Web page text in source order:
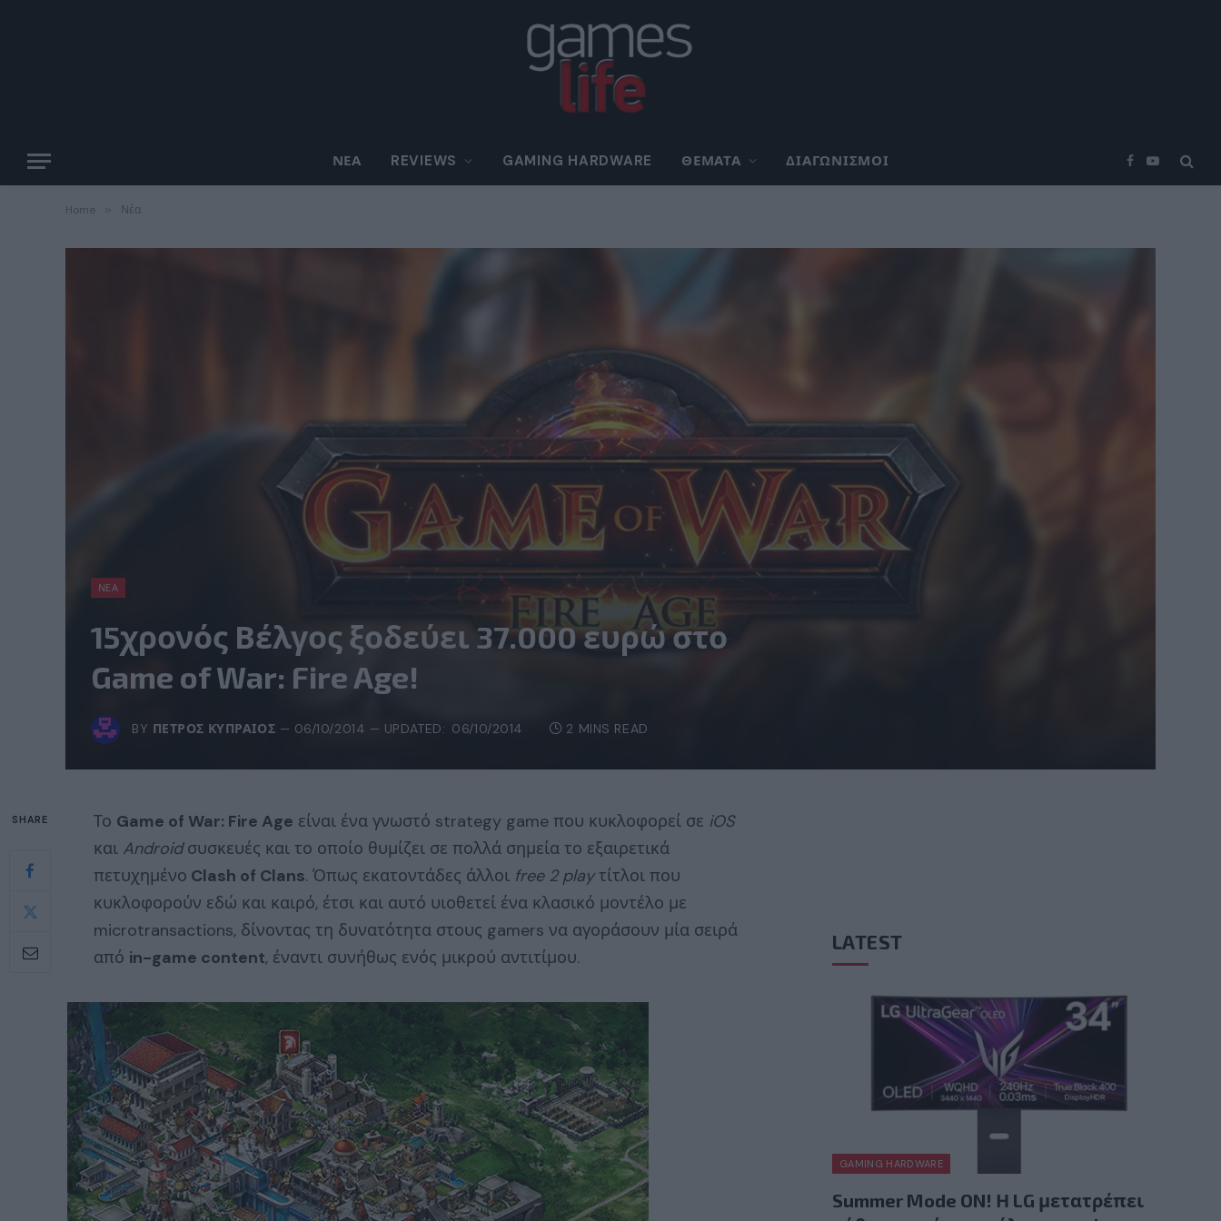
ΝΈΑ REVIEWS GAMING HARDWARE ΘΈΜΑΤΑ ΔΙΑΓΩΝΙΣΜΟΊ Facebook
YouTube
Home Νέα
ΝΈΑ
15χρονός Βέλγος ξοδεύει 37.000 ευρώ στο
Game of War: Fire Age!
BY ΠΈΤΡΟΣ ΚΥΠΡΑΊΟΣ 06/10/2014 UPDATED: 06/10/2014 2 MINS READ
SHARE Το Game of War: Fire Age είναι ένα γνωστό strategy game που κυκλοφορεί σε iOS
και Androidσυσκευές και το οποίο θυμίζει σε πολλά σημεία το εξαιρετικά
πετυχημένο Clash of Clans. Όπως εκατοντάδες άλλοι free 2 playτίτλοι που
κυκλοφορούν εδώ και καιρό, έτσι και αυτό υιοθετεί ένα κλασικό μοντέλο με
microtransactions, δίνοντας τη δυνατότητα στους gamers να αγοράσουν μία σειρά
από in-game content, έναντι συνήθως ενός μικρού αντιτίμου.
LATEST
GAMING HARDWARE
Summer Mode ON! Η LG μετατρέπει